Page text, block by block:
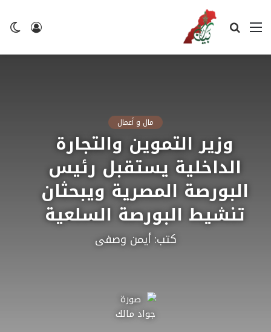
تسجيل
القائمة بحث
مال و أعمال
وزير التموين والتجارة
الداخلية يستقبل رئيس
البورصة المصرية ويبحثان
تنشيط البورصة السلعية
كتب: أيمن وصفى